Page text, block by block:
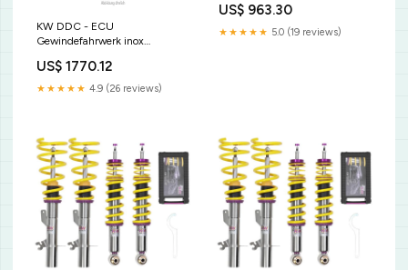
KW DDC - ECU
Gewindefahrwerk inox
US$ 1770.12
★★★★★ 4.9 (26 reviews)
US$ 963.30
★★★★★ 5.0 (19 reviews)